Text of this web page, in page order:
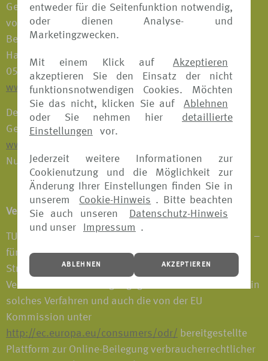
entweder für die Seitenfunktion notwendig,
oder dienen Analyse- und
Marketingzwecken.
Mit einem Klick auf
Akzeptieren
akzeptieren Sie den Einsatz der nicht
funktionsnotwendigen Cookies. Möchten
Sie das nicht, klicken Sie auf
Ablehnen
oder Sie nehmen hier
detaillierte
Einstellungen
vor.
Jederzeit weitere Informationen zur
Cookienutzung und die Möglichkeit zur
Änderung Ihrer Einstellungen finden Sie in
unserem
Cookie-Hinweis . Bitte beachten
Sie auch unseren
Datenschutz-Hinweis
und unser
Impressum .
ABLEHNEN AKZEPTIEREN
Gewerbeordnung als Versicherungsvertreter
vorhanden; zuständige Aufsichtsbehörde und
Berufskammer: Industrie- und Handelskammer
Hannover, Schiffgraben 49, 30175 Hannover, Tel.:
0511 310 7 0, Fax: 0511 310 74 36,
www.hannover.ihk.de
Der Erlaubnisumfang gemäß § 34d Absatz 1 der
Gewerbeordnung ist auf der Internetseite:
www.vermittlerregister.info
Nummer einsehbar: D-1EEI-2XLRA-93.
Verbraucherstreitbeilegung / OS-Plattform
TUI Deutschland GmbH nimmt derzeit nicht an einem –
für sie freiwilligen – Verfahren zur alternativen
Streitbeilegung nach dem
Verbraucherstreitbeilegungsgesetz teil. Daher kann ein
solches Verfahren und auch die von der EU
Kommission unter
http://ec.europa.eu/consumers/odr/ bereitgestellte
Plattform zur Online-Beilegung verbraucherrechtlicher